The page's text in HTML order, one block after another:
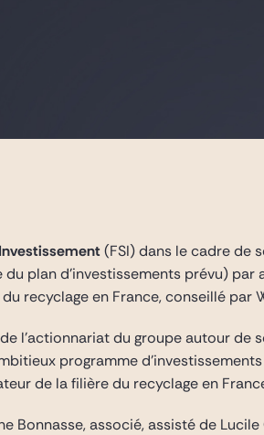
(FSI) dans le cadre de
plan d’investissements prévu) par
recyclage en France, conseillé par
l’actionnariat du groupe autour de
programme
de la filière du recyclage en
Bonnasse, associé, assisté de